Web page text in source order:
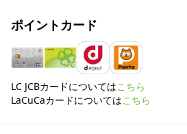
ポイントカード
LC JCBカードについてはこちら
LaCuCaカードについてはこちら